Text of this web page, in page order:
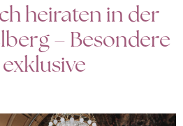
heiraten in der
– Besondere